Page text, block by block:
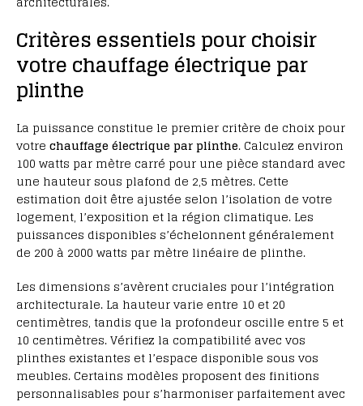
Critères essentiels pour choisir
votre chauffage électrique par
plinthe
La puissance constitue le premier critère de choix pour
votre chauffage électrique par plinthe. Calculez environ
100 watts par mètre carré pour une pièce standard avec
une hauteur sous plafond de 2,5 mètres. Cette
estimation doit être ajustée selon l’isolation de votre
logement, l’exposition et la région climatique. Les
puissances disponibles s’échelonnent généralement
de 200 à 2000 watts par mètre linéaire de plinthe.
Les dimensions s’avèrent cruciales pour l’intégration
architecturale. La hauteur varie entre 10 et 20
centimètres, tandis que la profondeur oscille entre 5 et
10 centimètres. Vérifiez la compatibilité avec vos
plinthes existantes et l’espace disponible sous vos
meubles. Certains modèles proposent des finitions
personnalisables pour s’harmoniser parfaitement avec